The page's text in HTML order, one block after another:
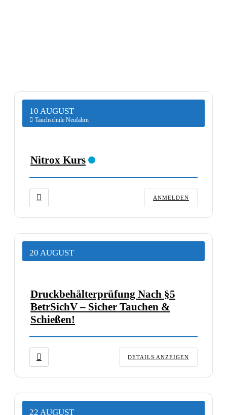
10 AUGUST
Tauchschule Neufahrn
Nitrox Kurs
ANMELDEN
20 AUGUST
Druckbehälterprüfung Nach §5
BetrSichV – Sicher Tauchen &
Schießen!
DETAILS ANZEIGEN
22 AUGUST